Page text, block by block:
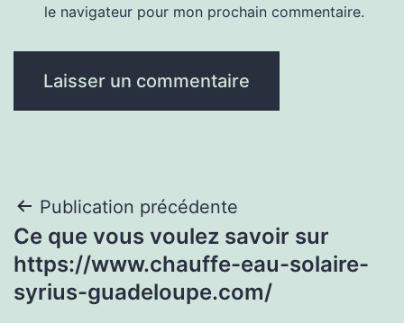
le navigateur pour mon prochain commentaire.
Navigation
de
l’article
Publication précédente
Ce que vous voulez savoir sur
https://www.chauffe-eau-solaire-
syrius-guadeloupe.com/